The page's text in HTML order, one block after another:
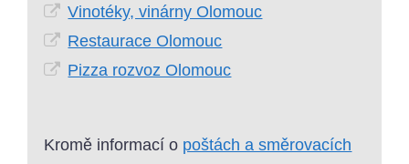
Vinotéky, vinárny Olomouc
Restaurace Olomouc
Pizza rozvoz Olomouc
Kromě informací o poštách a směrovacích